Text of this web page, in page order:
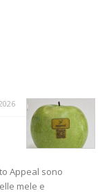
Appeal sono
mele e